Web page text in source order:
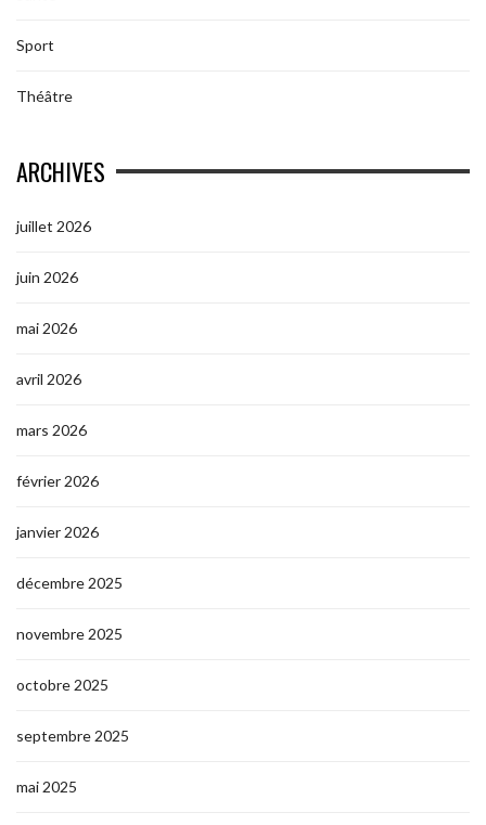
Sport
Théâtre
ARCHIVES
juillet 2026
juin 2026
mai 2026
avril 2026
mars 2026
février 2026
janvier 2026
décembre 2025
novembre 2025
octobre 2025
septembre 2025
mai 2025